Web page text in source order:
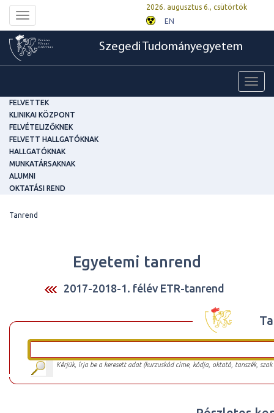
Toggle
navigation
2026. augusztus 6., csütörtök
EN
Szegedi Tudományegyetem
FELVETTEK
KLINIKAI KÖZPONT
FELVÉTELIZŐKNEK
FELVETT HALLGATÓKNAK
HALLGATÓKNAK
MUNKATÁRSAKNAK
ALUMNI
OKTATÁSI REND
Tanrend
Egyetemi tanrend
2017-2018-1. félév ETR-tanrend
Kérjük, írja be a keresett adat (kurzuskód címe, kódja, oktató, tanszék,